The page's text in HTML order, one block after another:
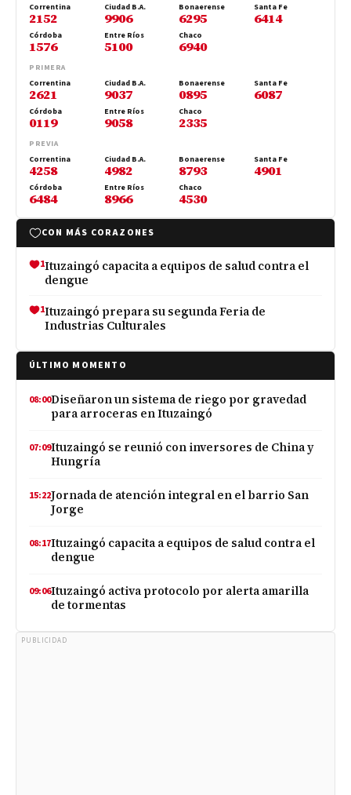
Correntina
2152
Ciudad B.A.
9906
Bonaerense
6295
Santa Fe
6414
Córdoba
1576
Entre Ríos
5100
Chaco
6940
PRIMERA
Correntina
2621
Ciudad B.A.
9037
Bonaerense
0895
Santa Fe
6087
Córdoba
0119
Entre Ríos
9058
Chaco
2335
PREVIA
Correntina
4258
Ciudad B.A.
4982
Bonaerense
8793
Santa Fe
4901
Córdoba
6484
Entre Ríos
8966
Chaco
4530
CON MÁS CORAZONES
1Ituzaingó capacita a equipos de salud contra el
dengue
1Ituzaingó prepara su segunda Feria de
Industrias Culturales
ÚLTIMO MOMENTO
08:00Diseñaron un sistema de riego por gravedad
para arroceras en Ituzaingó
07:09Ituzaingó se reunió con inversores de China y
Hungría
15:22Jornada de atención integral en el barrio San
Jorge
08:17Ituzaingó capacita a equipos de salud contra el
dengue
09:06Ituzaingó activa protocolo por alerta amarilla
de tormentas
PUBLICIDAD